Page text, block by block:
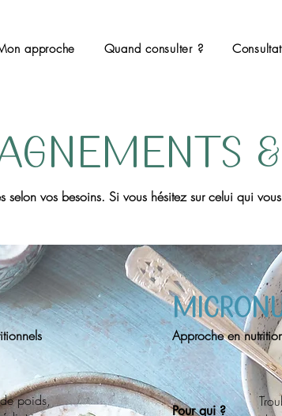
approche Quand consulter ?
selon vos besoins. Si vous hésitez sur celui qui
poids,
Approche en
Pour qui ?